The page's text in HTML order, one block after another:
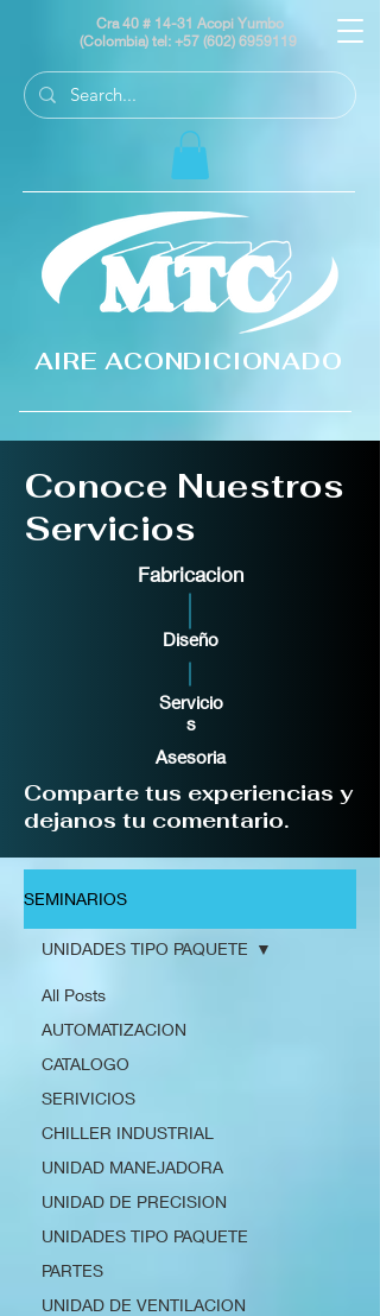
Cra 40 # 14-31 Acopi Yumbo
(Colombia) tel: +57 (602) 6959119
AIRE ACONDICIONADO
Conoce Nuestros
Servicios
Fabricacion
Diseño
Servicio
s
Asesoria
Comparte tus experiencias y
dejanos tu comentario.
SEMINARIOS
All Posts
AUTOMATIZACION
CATALOGO
SERIVICIOS
CHILLER INDUSTRIAL
UNIDAD MANEJADORA
UNIDAD DE PRECISION
UNIDADES TIPO PAQUETE
PARTES
UNIDAD DE VENTILACION
UNIDADES TIPO PAQUETE